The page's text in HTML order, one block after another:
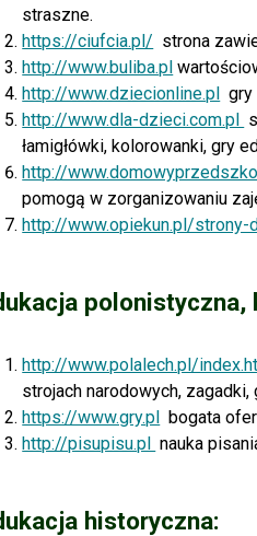
straszne.
https://ciufcia.pl/ strona
http://www.buliba.pl
http://www.dziecionline.pl gry
http://www.dla-dzieci.com.pl
łamigłówki, kolorowanki, gry
http://
pomogą w zorganizowaniu
http://www.opiekun.pl/strony-
polonistyczna,
http://www.polalech.pl/
strojach narodowych,
https://www.gry.pl bogata
http://pisupisu.pl nauka
historyczna: